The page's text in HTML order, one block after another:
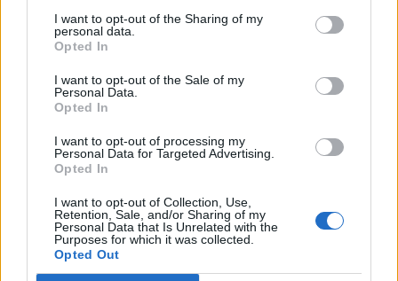
I want to opt-out of the Sharing of my
personal data.
Opted In
I want to opt-out of the Sale of my
Personal Data.
Opted In
I want to opt-out of processing my
Personal Data for Targeted Advertising.
Opted In
I want to opt-out of Collection, Use,
Retention, Sale, and/or Sharing of my
Personal Data that Is Unrelated with the
Purposes for which it was collected.
Opted Out
Håvard gikk seg inn på pallen og vil ut i
Europa
Bronse i NM i mix stafett